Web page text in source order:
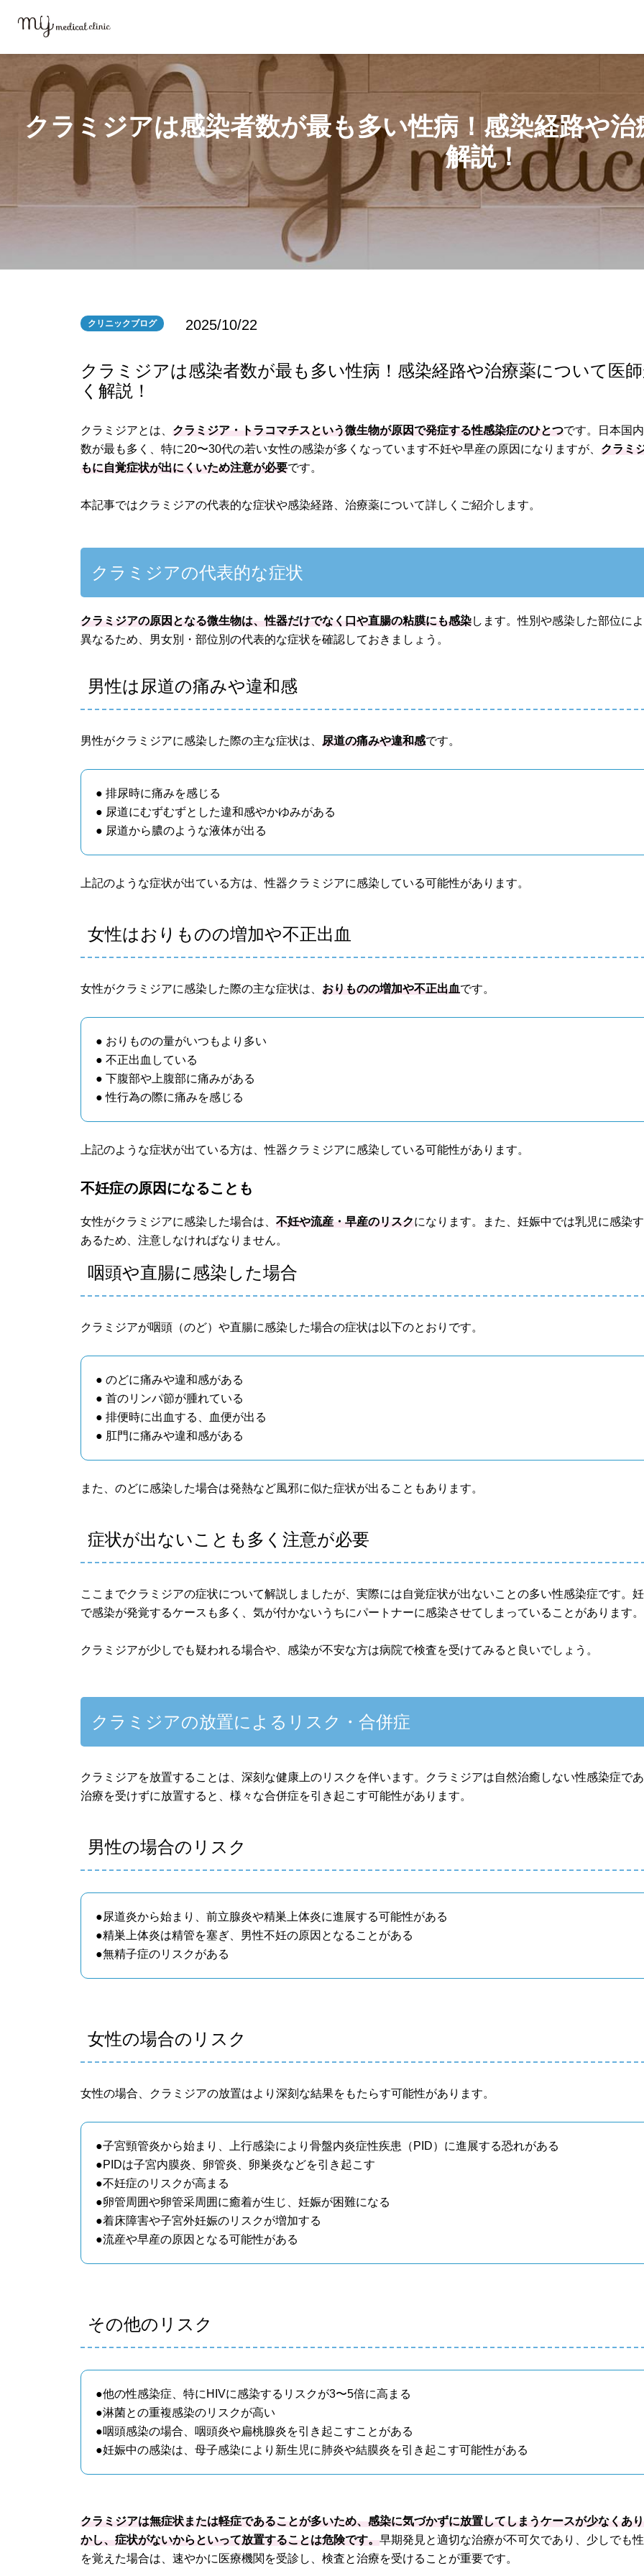
クラミジアは感染者数が最も多い性病！感染経路や治
解説！
クリニックブログ 2025/10/22
クラミジアは感染者数が最も多い性病！感染経路や治療薬について医
く解説！
クラミジアとは、 クラミジア・トラコマチスという微生物が原因で発症する性感染症のひとつです。日本国
数が最も多く、特に20〜30代の若い女性の感染が多くなっています不妊や早産の原因になりますが、 クラミ
もに自覚症状が出にくいため注意が必要です。
本記事ではクラミジアの代表的な症状や感染経路、治療薬について詳しくご紹介します。
クラミジアの代表的な症状
クラミジアの原因となる微生物は、性器だけでなく口や直腸の粘膜にも感染します。性別や感染した部位に
異なるため、男女別・部位別の代表的な症状を確認しておきましょう。
男性は尿道の痛みや違和感
男性がクラミジアに感染した際の主な症状は、 尿道の痛みや違和感です。
● 排尿時に痛みを感じる
● 尿道にむずむずとした違和感やかゆみがある
● 尿道から膿のような液体が出る
上記のような症状が出ている方は、性器クラミジアに感染している可能性があります。
女性はおりものの増加や不正出血
女性がクラミジアに感染した際の主な症状は、 おりものの増加や不正出血です。
● おりものの量がいつもより多い
● 不正出血している
● 下腹部や上腹部に痛みがある
● 性行為の際に痛みを感じる
上記のような症状が出ている方は、性器クラミジアに感染している可能性があります。
不妊症の原因になることも
女性がクラミジアに感染した場合は、不妊や流産・早産のリスクになります。また、妊娠中では乳児に感染
あるため、注意しなければなりません。
咽頭や直腸に感染した場合
クラミジアが咽頭（のど）や直腸に感染した場合の症状は以下のとおりです。
● のどに痛みや違和感がある
● 首のリンパ節が腫れている
● 排便時に出血する、血便が出る
● 肛門に痛みや違和感がある
また、のどに感染した場合は発熱など風邪に似た症状が出ることもあります。
症状が出ないことも多く注意が必要
ここまでクラミジアの症状について解説しましたが、実際には自覚症状が出ないことの多い性感染症です。
で感染が発覚するケースも多く、気が付かないうちにパートナーに感染させてしまっていることがあります。
クラミジアが少しでも疑われる場合や、感染が不安な方は病院で検査を受けてみると良いでしょう。
クラミジアの放置によるリスク・合併症
クラミジアを放置することは、深刻な健康上のリスクを伴います。クラミジアは自然治癒しない性感染症で
治療を受けずに放置すると、様々な合併症を引き起こす可能性があります。
男性の場合のリスク
●尿道炎から始まり、前立腺炎や精巣上体炎に進展する可能性がある
●精巣上体炎は精管を塞ぎ、男性不妊の原因となることがある
●無精子症のリスクがある
女性の場合のリスク
女性の場合、クラミジアの放置はより深刻な結果をもたらす可能性があります。
●子宮頸管炎から始まり、上行感染により骨盤内炎症性疾患（PID）に進展する恐れがある
●PIDは子宮内膜炎、卵管炎、卵巣炎などを引き起こす
●不妊症のリスクが高まる
●卵管周囲や卵管采周囲に癒着が生じ、妊娠が困難になる
●着床障害や子宮外妊娠のリスクが増加する
●流産や早産の原因となる可能性がある
その他のリスク
●他の性感染症、特にHIVに感染するリスクが3〜5倍に高まる
●淋菌との重複感染のリスクが高い
●咽頭感染の場合、咽頭炎や扁桃腺炎を引き起こすことがある
●妊娠中の感染は、母子感染により新生児に肺炎や結膜炎を引き起こす可能性がある
クラミジアは無症状または軽症であることが多いため、感染に気づかずに放置してしまうケースが少なくあ
かし、症状がないからといって放置することは危険です。早期発見と適切な治療が不可欠であり、少しでも
を覚えた場合は、速やかに医療機関を受診し、検査と治療を受けることが重要です。